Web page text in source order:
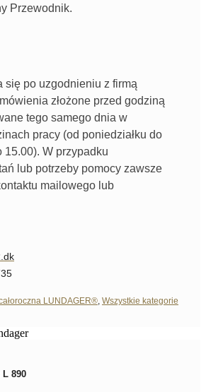
Przewodnik.
się po uzgodnieniu z firmą
złożone przed godziną
tego samego dnia w
pracy (od poniedziałku do
15.00). W przypadku
lub potrzeby pomocy zawsze
mailowego lub
LUNDAGER® Wszystkie kategorie
890